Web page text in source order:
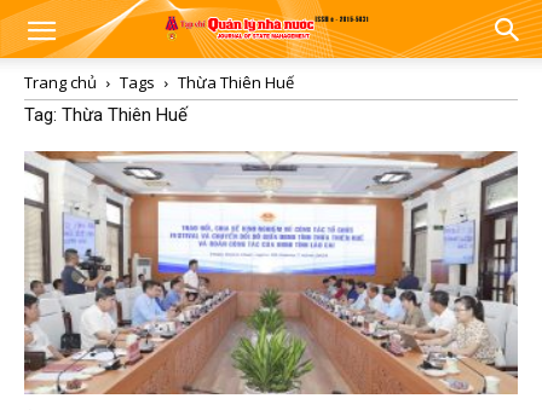
Trang chủ Tags
Thừa Thiên Huế
Tag: Thừa Thiên Huế